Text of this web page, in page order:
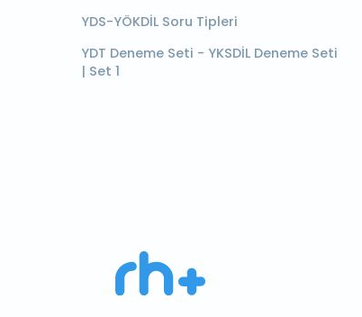
YDS-YÖKDİL Soru Tipleri
YDT Deneme Seti - YKSDİL Deneme Seti
| Set 1